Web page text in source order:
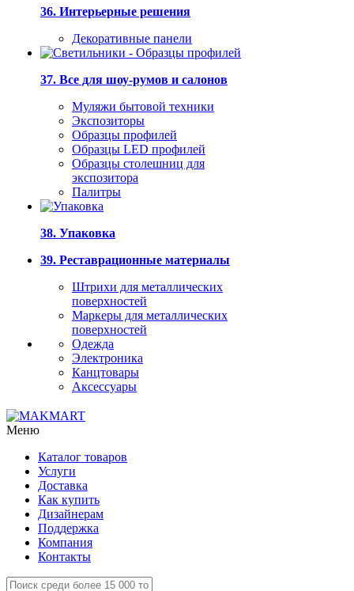
36. Интерьерные решения
Декоративные панели
37. Все для шоу-румов и салонов
Муляжи бытовой техники
Экспозиторы
Образцы профилей
Образцы LED профилей
Образцы столешниц для
экспозитора
Палитры
38. Упаковка
39. Реставрационные материалы
Штрихи для металлических
поверхностей
Маркеры для металлических
поверхностей
Одежда
Электроника
Канцтовары
Аксессуары
Меню
Каталог товаров
Услуги
Доставка
Как купить
Дизайнерам
Поддержка
Компания
Контакты